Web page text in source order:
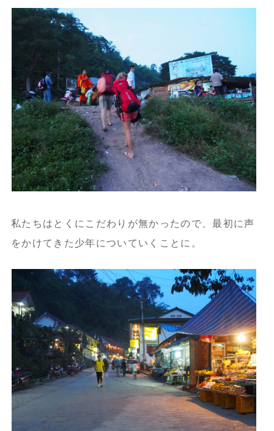
私たちはとくにこだわりが無かったので、最初に声
をかけてきた少年についていくことに。